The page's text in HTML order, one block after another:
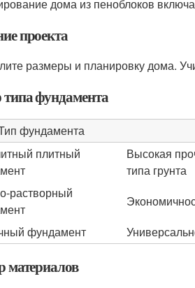
дома из пеноблоков
проекта
размеры и планировку дома.
фундамента
фундамента
плитный
Высокая
типа грунта
растворный
фундамент
материалов